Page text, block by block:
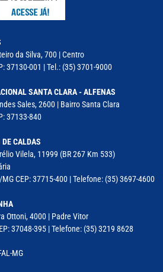
da Silva, 700 | Centro
37130-001 | Tel.: (35) 3701-9000
SANTA CLARA - ALFENAS
Sales, 2600 | Bairro Santa Clara
37133-840
CALDAS
Vilela, 11999 (BR 267 Km 533)
CEP: 37715-400 | Telefone: (35) 3697-4600
Ottoni, 4000 | Padre Vitor
37048-395 | Telefone: (35) 3219 8628
MG